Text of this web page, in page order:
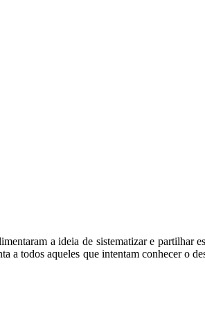
a ideia de sistematizar e partilhar
a todos aqueles que intentam conhecer o